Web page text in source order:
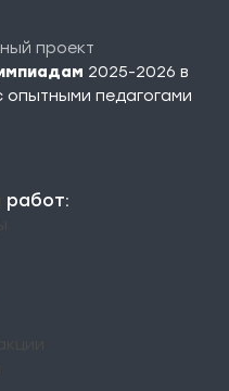
проект
2025-2026 в
опытными педагогами
работ: